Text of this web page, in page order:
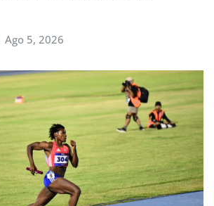
Ago 5, 2026